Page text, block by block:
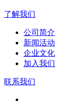
了解我们
公司简介
新闻活动
企业文化
加入我们
联系我们